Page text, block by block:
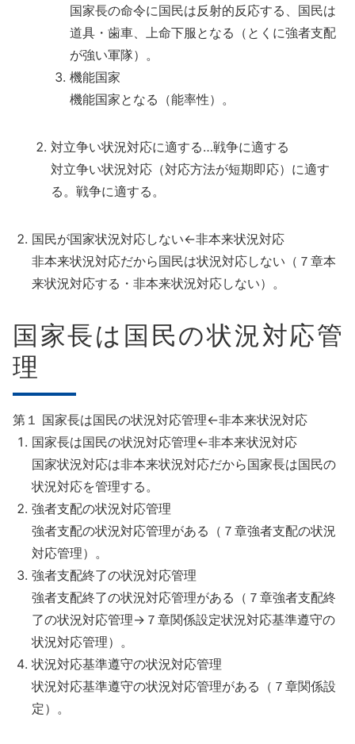
国家長の命令に国民は反射的反応する、国民は
道具・歯車、上命下服となる（とくに強者支配
が強い軍隊）。
機能国家
機能国家となる（能率性）。
対立争い状況対応に適する…戦争に適する
対立争い状況対応（対応方法が短期即応）に適す
る。戦争に適する。
国民が国家状況対応しない←非本来状況対応
非本来状況対応だから国民は状況対応しない（７章本
来状況対応する・非本来状況対応しない）。
国家長は国民の状況対応管
理
第１ 国家長は国民の状況対応管理←非本来状況対応
国家長は国民の状況対応管理←非本来状況対応
国家状況対応は非本来状況対応だから国家長は国民の
状況対応を管理する。
強者支配の状況対応管理
強者支配の状況対応管理がある（７章強者支配の状況
対応管理）。
強者支配終了の状況対応管理
強者支配終了の状況対応管理がある（７章強者支配終
了の状況対応管理→７章関係設定状況対応基準遵守の
状況対応管理）。
状況対応基準遵守の状況対応管理
状況対応基準遵守の状況対応管理がある（７章関係設
定）。